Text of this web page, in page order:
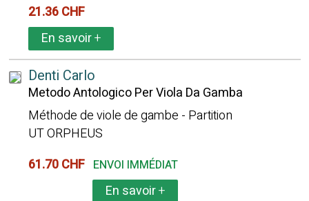
21.36 CHF
En savoir+
Denti Carlo
Metodo Antologico Per Viola Da Gamba
Méthode de viole de gambe - Partition
UT ORPHEUS
61.70 CHF ENVOI IMMÉDIAT
En savoir+